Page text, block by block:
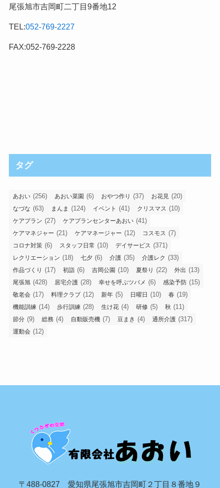
尾張旭市吉岡町二丁目9番地12
TEL:052-769-2227
FAX:052-769-2228
タグ
あおい (256) あおい菜園 (6) おやつ作り (37) お花見 (20)
なづな (63) まんま (124) イベント (41) クリスマス (10)
ケアプラン (27) ケアプランセンターあおい (41)
ケアマネジャー (21) ケアマネージャー (12) コスモス (7)
コロナ対策 (6) スタッフ日常 (10) デイサービス (371)
レクリエーション (18) 七夕 (6) 介護 (35) 介護レク (33)
作品づくり (17) 初詣 (6) 吉岡公園 (10) 夏祭り (22) 外出 (13)
尾張旭 (428) 居宅介護 (28) 幸せを呼ぶツバメ (6) 感染予防 (15)
敬老会 (17) 料理クラブ (12) 新年 (5) 日曜日 (10) 春 (19)
機能訓練 (14) 歩行訓練 (28) 生け花 (4) 研修 (5) 秋 (11)
節分 (9) 総務 (4) 自動販売機 (7) 豆まき (4) 通所介護 (317)
運動会 (12)
〒488-0827 愛知県尾張旭市吉岡町２丁目８番地９